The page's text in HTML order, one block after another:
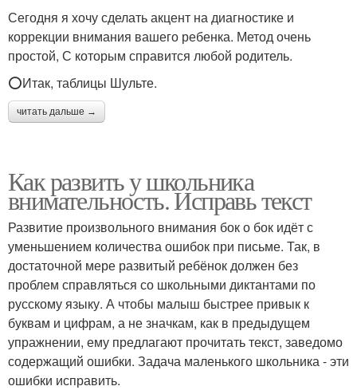
Сегодня я хочу сделать акцент на диагностике и
коррекции внимания вашего ребенка. Метод очень
простой, С которым справится любой родитель.
⭕Итак, таблицы Шульте.
читать дальше →
Как развить у школьника
внимательность. Исправь текст
Развитие произвольного внимания бок о бок идёт с
уменьшением количества ошибок при письме. Так, в
достаточной мере развитый ребёнок должен без
проблем справляться со школьными диктантами по
русскому языку. А чтобы малыш быстрее привык к
буквам и цифрам, а не значкам, как в предыдущем
упражнении, ему предлагают прочитать текст, заведомо
содержащий ошибки. Задача маленького школьника - эти
ошибки исправить.